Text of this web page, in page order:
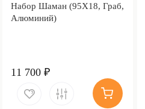
Набор Шаман (95Х18, Граб,
Алюминий)
11 700 ₽